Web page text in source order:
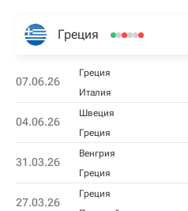
Греция
07.06.26
Греция
Италия
04.06.26
Швеция
Греция
31.03.26
Венгрия
Греция
27.03.26
Греция